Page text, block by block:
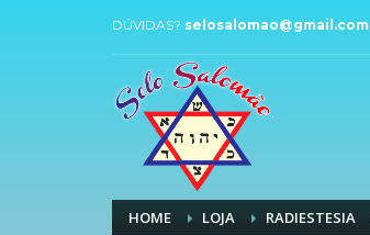
DÚVIDAS? selosalomao@gmail.com
HOME LOJA RADIESTESIA